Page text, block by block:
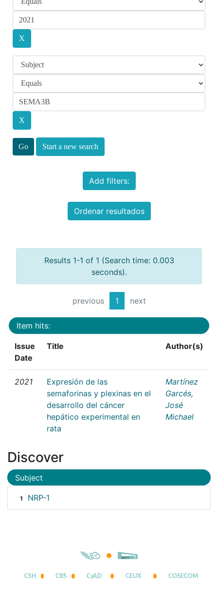
Start a new search
Add filters:
Ordenar resultados
Results 1-1 of 1 (Search time: 0.003
seconds).
previous 1 next
Item hits:
Issue
Date
Title Author(s)
2021
Expresión de las
semaforinas y plexinas en el
desarrollo del cáncer
hepático experimental en
rata
Martínez
Garcés,
José
Michael
Discover
Subject
1 NRP-1
CSH CBS CyAD CEUX COSECOM